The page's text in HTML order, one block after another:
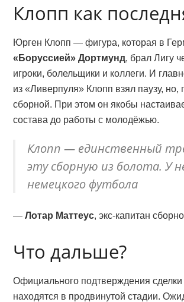
Клопп как
Юрген Клопп — фигура, которая в
«Боруссией» Дортмунд, брал Лигу
игроки, болельщики и коллеги. И
из «Ливерпуля» Клопп взял паузу,
сборной. При этом он якобы
состава до работы с молодёжью.
Клопп — единственный
эту сборную из болота. У
немецкого футбола
— Лотар Маттеус, экс-капитан
Что дальше?
Официального подтверждения сделки
находятся в продвинутой стадии.